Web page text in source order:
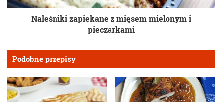
Naleśniki zapiekane z mięsem mielonym i
pieczarkami
Podobne przepisy